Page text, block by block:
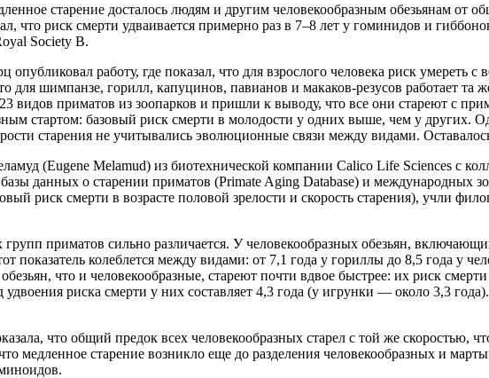
старение досталось людям и другим человекообразным обезьянам от
что риск смерти удваивается примерно раз в 7–8 лет у гоминидов и
Society B.
работу, где показал, что для взрослого человека риск умереть
для шимпанзе, горилл, капуцинов, павианов и макаков-резусов работает та
видов приматов из зоопарков и пришли к выводу, что все они стареют с
стартом: базовый риск смерти в молодости у одних выше, чем у других.
старения не учитывались эволюционные связи между видами.
(Eugene Melamud) из биотехнической компании Calico Life Sciences с
данных о старении приматов (Primate Aging Database) и международных
риск смерти в возрасте половой зрелости и скорость старения), учли
групп приматов сильно различается. У человекообразных обезьян,
показатель колеблется между видами: от 7,1 года у гориллы до 8,5 года у
что и человекообразные, стареют почти вдвое быстрее: их риск
риска смерти у них составляет 4,3 года (у игрунки — около 3,3
что общий предок всех человекообразных старел с той же скоростью,
медленное старение возникло еще до разделения человекообразных и